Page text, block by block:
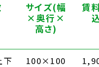
サイズ(幅
×奥行×
高さ)
賃
下
100×100